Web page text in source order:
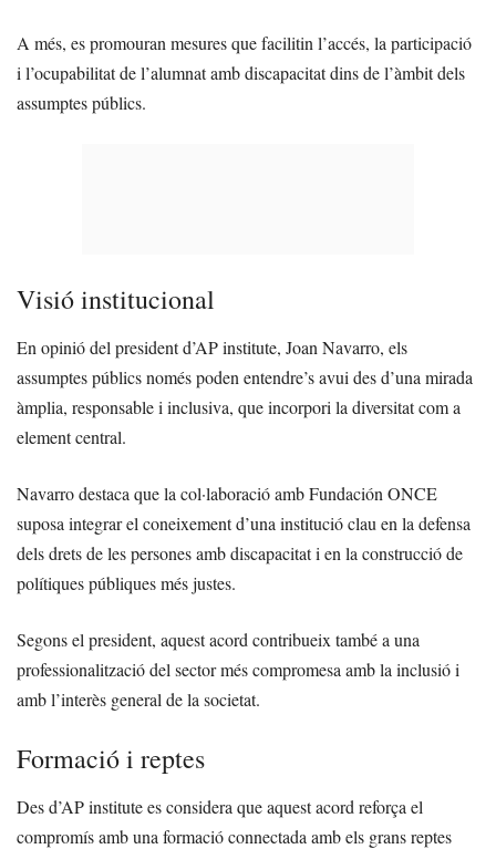
A més, es promouran mesures que facilitin l’accés, la participació
i l’ocupabilitat de l’alumnat amb discapacitat dins de l’àmbit dels
assumptes públics.
Visió institucional
En opinió del president d’AP institute, Joan Navarro, els
assumptes públics només poden entendre’s avui des d’una mirada
àmplia, responsable i inclusiva, que incorpori la diversitat com a
element central.
Navarro destaca que la col·laboració amb Fundación ONCE
suposa integrar el coneixement d’una institució clau en la defensa
dels drets de les persones amb discapacitat i en la construcció de
polítiques públiques més justes.
Segons el president, aquest acord contribueix també a una
professionalització del sector més compromesa amb la inclusió i
amb l’interès general de la societat.
Formació i reptes
Des d’AP institute es considera que aquest acord reforça el
compromís amb una formació connectada amb els grans reptes